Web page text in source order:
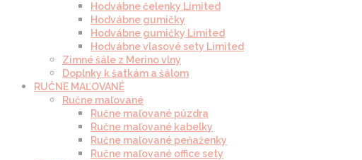
Hodvábne čelenky Limited
Hodvábne gumičky
Hodvábne gumičky Limited
Hodvábne vlasové sety Limited
Zimné šále z Merino vlny
Doplnky k šatkám a šálom
RUČNE MAĽOVANÉ
Ručne maľované
Ručne maľované púzdra
Ručne maľované kabelky
Ručne maľované peňaženky
Ručne maľované office sety